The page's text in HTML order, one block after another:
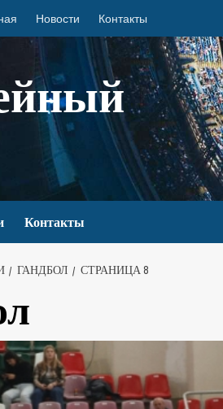
Новости Контакты
Контакты
ГАНДБОЛ СТРАНИЦА 8